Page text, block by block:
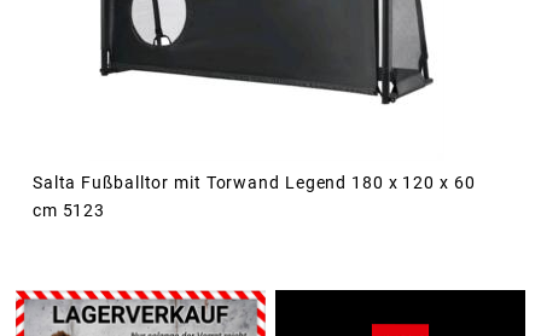
Salta Fußballtor mit Torwand Legend 180 x 120 x 60
cm 5123